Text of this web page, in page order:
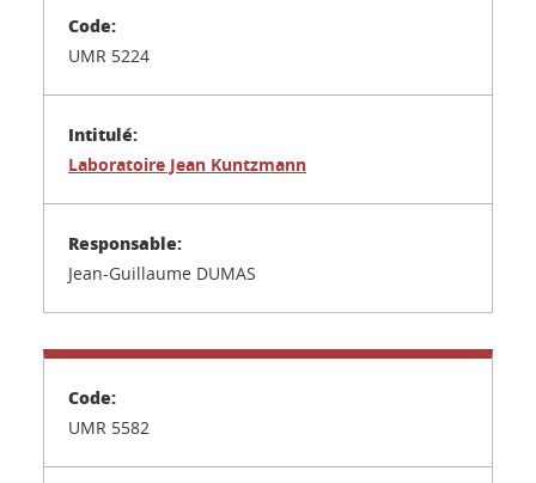
UMR 5224
Laboratoire Jean Kuntzmann
Jean-Guillaume DUMAS
UMR 5582